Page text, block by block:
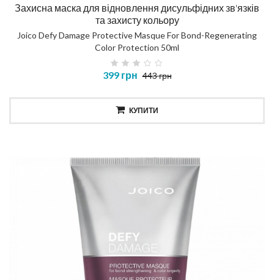
Захисна маска для відновлення дисульфідних зв'язків
та захисту кольору
Joico Defy Damage Protective Masque For Bond-Regenerating
Color Protection 50ml
399 грн 443 грн
КУПИТИ